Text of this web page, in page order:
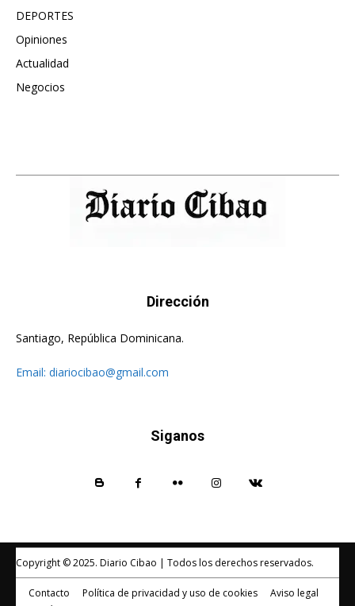
DEPORTES
Opiniones
Actualidad
Negocios
Dirección
Santiago, República Dominicana.
Email: diariocibao@gmail.com
Siganos
Copyright © 2025. Diario Cibao | Todos los derechos reservados.
Contacto Política de privacidad y uso de cookies
Aviso legal